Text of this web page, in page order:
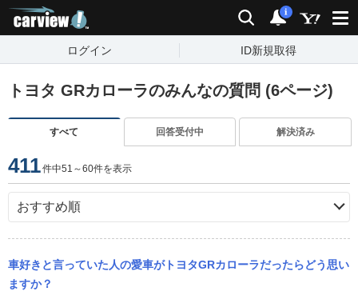
検索 通知
i
ログイン ID新規取得
トヨタ GRカローラのみんなの質問 (6ページ)
すべて 回答受付中 解決済み
411件中51～60件を表示
車好きと言っていた人の愛車がトヨタGRカローラだったらどう思い
ますか？